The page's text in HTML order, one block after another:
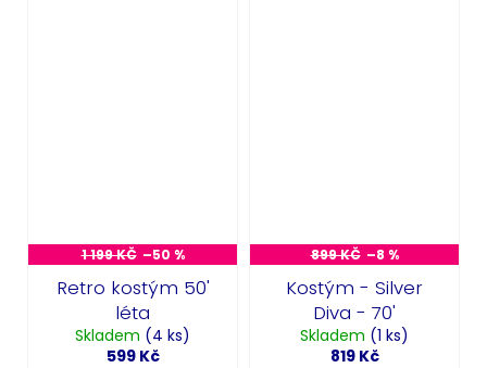
1 199 KČ –50 %
Retro kostým 50'
léta
Skladem (4 ks)
599 Kč
899 KČ –8 %
Kostým - Silver
Diva - 70'
Skladem (1 ks)
819 Kč